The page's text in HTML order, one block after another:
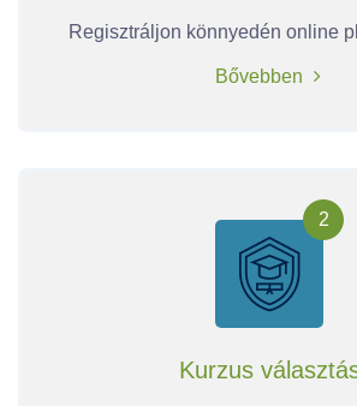
Regisztráljon könnyedén online
Bővebben
2
Kurzus